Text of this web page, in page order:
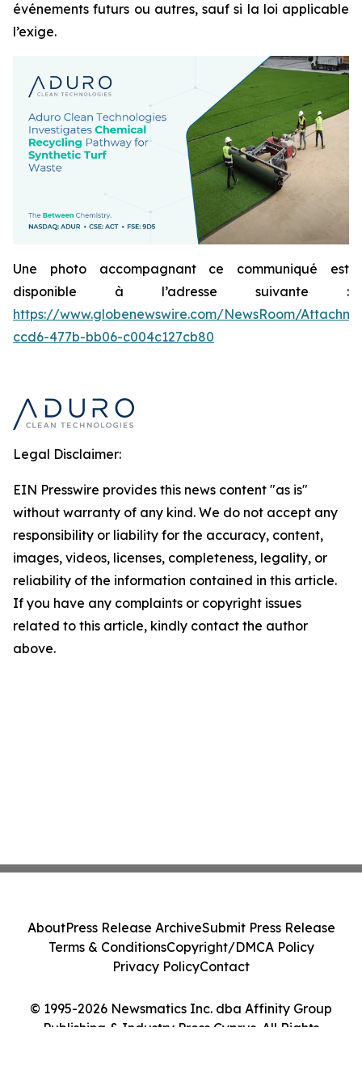
événements futurs ou autres, sauf si la loi applicable
l’exige.
Une photo accompagnant ce communiqué est
disponible à l’adresse suivante :
https://www.globenewswire.com/NewsRoom/
ccd6-477b-bb06-c004c127cb80
Legal Disclaimer:
EIN Presswire provides this news content "as is"
without warranty of any kind. We do not accept any
responsibility or liability for the accuracy, content,
images, videos, licenses, completeness, legality, or
reliability of the information contained in this article.
If you have any complaints or copyright issues
related to this article, kindly contact the author
above.
© 1995-2026 Newsmatics Inc. dba Affinity Group
Publishing & Industry Press Cyprus. All Rights
AboutPress Release ArchiveSubmit Press Release
Terms & ConditionsCopyright/DMCA Policy
Privacy PolicyContact